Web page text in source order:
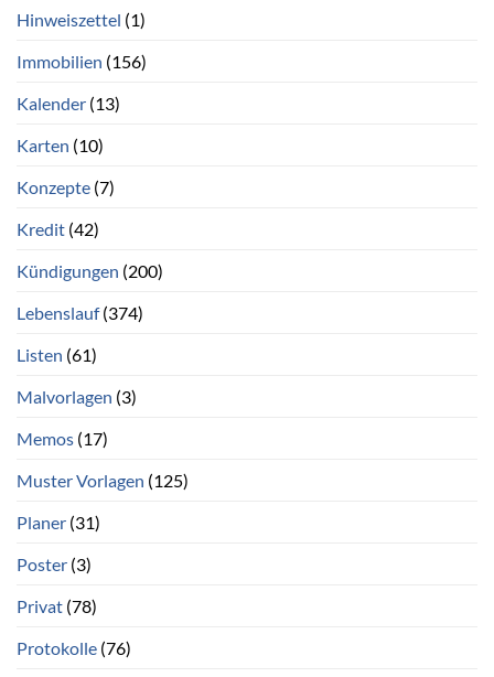
Hinweiszettel (1)
Immobilien (156)
Kalender (13)
Karten (10)
Konzepte (7)
Kredit (42)
Kündigungen (200)
Lebenslauf(374)
Listen (61)
Malvorlagen (3)
Memos (17)
Muster Vorlagen (125)
Planer (31)
Poster (3)
Privat (78)
Protokolle (76)